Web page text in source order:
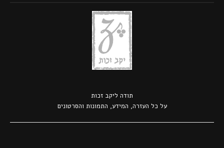
תודה ליקב זכות
על כל העזרה, המידע, התמונות והסרטונים